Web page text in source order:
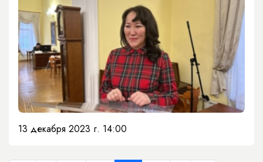
13 декабря 2023 г. 14:00